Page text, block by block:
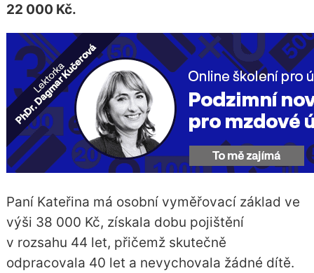
22 000 Kč.
Paní Kateřina má osobní vyměřovací základ ve
výši 38 000 Kč, získala dobu pojištění
v rozsahu 44 let, přičemž skutečně
odpracovala 40 let a nevychovala žádné dítě.